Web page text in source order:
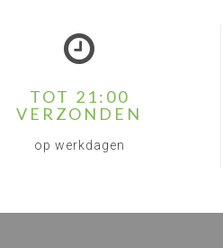
TOT 21:00
VERZONDEN
op werkdagen